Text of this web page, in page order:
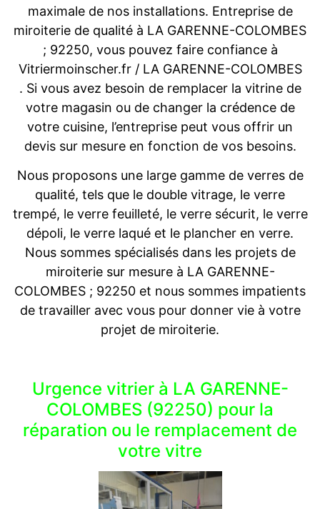
maximale de nos installations. Entreprise de
miroiterie de qualité à LA GARENNE-COLOMBES
; 92250, vous pouvez faire confiance à
Vitriermoinscher.fr / LA GARENNE-COLOMBES
. Si vous avez besoin de remplacer la vitrine de
votre magasin ou de changer la crédence de
votre cuisine, l’entreprise peut vous offrir un
devis sur mesure en fonction de vos besoins.
Nous proposons une large gamme de verres de
qualité, tels que le double vitrage, le verre
trempé, le verre feuilleté, le verre sécurit, le verre
dépoli, le verre laqué et le plancher en verre.
Nous sommes spécialisés dans les projets de
miroiterie sur mesure à LA GARENNE-
COLOMBES ; 92250 et nous sommes impatients
de travailler avec vous pour donner vie à votre
projet de miroiterie.
Urgence vitrier à LA GARENNE-
COLOMBES (92250) pour la
réparation ou le remplacement de
votre vitre